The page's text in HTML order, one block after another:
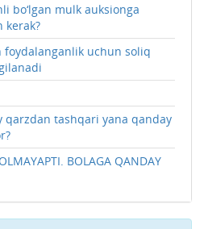
bo‘lgan mulk auksionga
kerak?
uchun soliq
qarzdan tashqari yana qanday
BOLAGA QANDAY